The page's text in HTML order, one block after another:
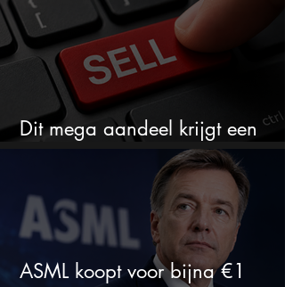
Dit mega aandeel krijgt een
zeldzaam verkoopadvies
ASML koopt voor bijna €1